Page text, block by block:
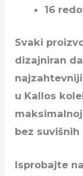
16
Svaki
dizajniran
u Kallos
bez
Isprobajte